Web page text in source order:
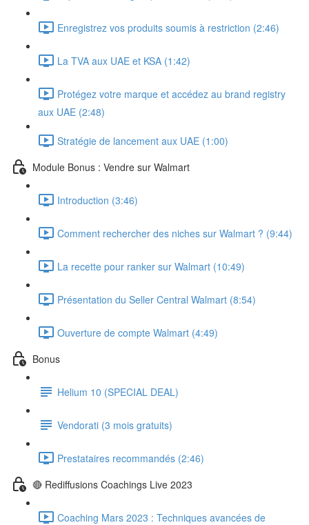
Enregistrez vos produits soumis à restriction (2:46)
La TVA aux UAE et KSA (1:42)
Protégez votre marque et accédez au brand registry
aux UAE (2:48)
Stratégie de lancement aux UAE (1:00)
Module Bonus : Vendre sur Walmart
Introduction (3:46)
Comment rechercher des niches sur Walmart ? (9:44)
La recette pour ranker sur Walmart (10:49)
Présentation du Seller Central Walmart (8:54)
Ouverture de compte Walmart (4:49)
Bonus
Helium 10 (SPECIAL DEAL)
Vendorati (3 mois gratuits)
Prestataires recommandés (2:46)
🔴 Rediffusions Coachings Live 2023
Coaching Mars 2023 : Techniques avancées de